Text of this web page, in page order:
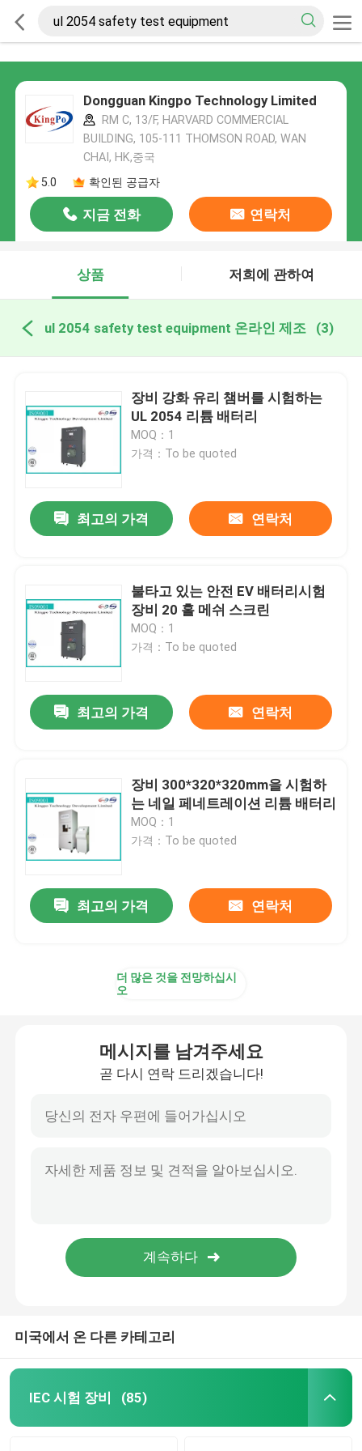
Dongguan Kingpo Technology Limited
RM C, 13/F, HARVARD COMMERCIAL
BUILDING, 105-111 THOMSON ROAD, WAN
CHAI, HK,중국
5.0
확인된 공급자
지금 전화 연락처
상품 저희에 관하여
ul 2054 safety test equipment 온라인 제조 (3)
장비 강화 유리 챔버를 시험하는
UL 2054 리튬 배터리
MOQ：1
가격：To be quoted
최고의 가격 연락처
불타고 있는 안전 EV 배터리시험
장비 20 홀 메쉬 스크린
MOQ：1
가격：To be quoted
최고의 가격 연락처
장비 300*320*320mm을 시험하
는 네일 페네트레이션 리튬 배터리
MOQ：1
가격：To be quoted
최고의 가격 연락처
더 많은 것을 전망하십시
오
메시지를 남겨주세요
곧 다시 연락 드리겠습니다!
미국에서 온 다른 카테고리
IEC 시험 장비 (85)